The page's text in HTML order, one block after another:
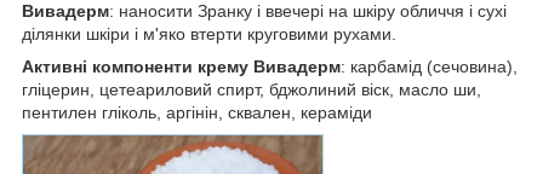
Вивадерм: наносити Зранку і ввечері на шкіру обличчя і сухі
ділянки шкіри і м'яко втерти круговими рухами.
Активні компоненти крему Вивадерм: карбамід (сечовина),
гліцерин, цетеариловий спирт, бджолиний віск, масло ши,
пентилен гліколь, аргінін, сквален, кераміди